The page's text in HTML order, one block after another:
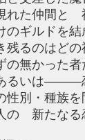
れた仲間と
のギルドを
残るのはど
の無かった
るいは―――
性別・種族
の 新たなる